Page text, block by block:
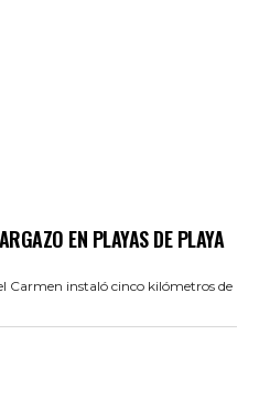
EN PLAYAS DE PLAYA
Carmen instaló cinco kilómetros de